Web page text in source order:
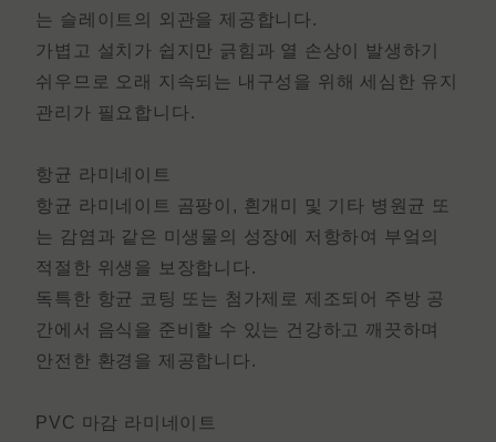
는 슬레이트의 외관을 제공합니다.
가볍고 설치가 쉽지만 긁힘과 열 손상이 발생하기
쉬우므로 오래 지속되는 내구성을 위해 세심한 유지
관리가 필요합니다.
항균 라미네이트
항균 라미네이트
곰팡이, 흰개미 및 기타 병원균 또
는 감염과 같은 미생물의 성장에 저항하여 부엌의
적절한 위생을 보장합니다.
독특한 항균 코팅 또는 첨가제로 제조되어 주방 공
간에서 음식을 준비할 수 있는 건강하고 깨끗하며
안전한 환경을 제공합니다.
PVC 마감 라미네이트